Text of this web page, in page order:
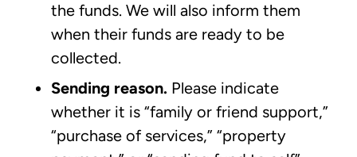
the funds. We will also inform them
when their funds are ready to be
collected.
Sending reason. Please indicate
whether it is “family or friend support,”
“purchase of services,” “property